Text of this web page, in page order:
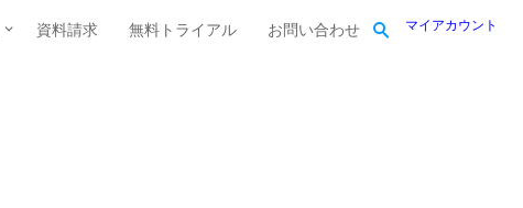
マイアカウント
資料請求 無料トライアル お問い合わせ